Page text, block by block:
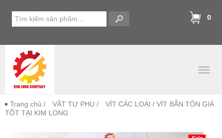
0
Trang chủ / VẬT TƯ PHỤ / VÍT CÁC LOẠI / VÍT BẮN TÔN GIÁ
TỐT TẠI KIM LONG